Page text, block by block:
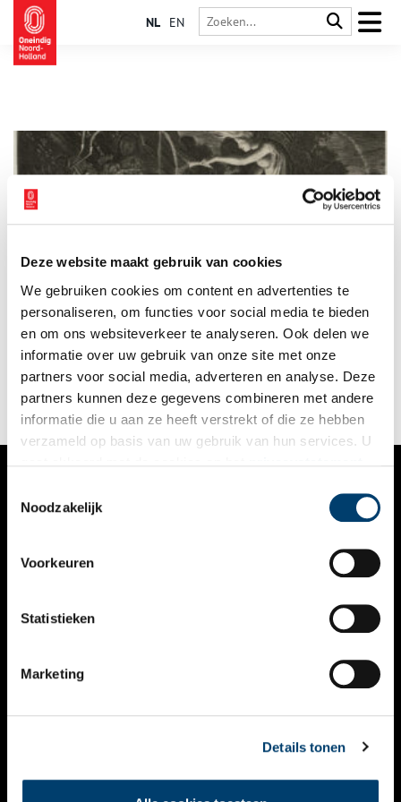
Deze website maakt gebruik van cookies
We gebruiken cookies om content en advertenties te
personaliseren, om functies voor social media te bieden
en om ons websiteverkeer te analyseren. Ook delen we
informatie over uw gebruik van onze site met onze
partners voor social media, adverteren en analyse. Deze
partners kunnen deze gegevens combineren met andere
informatie die u aan ze heeft verstrekt of die ze hebben
verzameld op basis van uw gebruik van hun services. U
Noodzakelijk
Voorkeuren
Statistieken
Marketing
Details tonen
NL EN
In de zestiende eeuw waren de meeste Hollanders er nog
heilig van overtuigd dat toverij bestond. Talloze vrouwen
werden door buren of familieleden beschuldigd van toverij en
een pact met de duivel. Ze zouden een kind hebben ziek
gemaakt of een bierbrouwerij hebben stilgelegd. Voor zover
bekend zijn er in Holland 275 vrouwen beschuldigd van
toverij, waarvan er 96 strafrechtelijk zijn vervolgd. Wie waren
deze vrouwen en wat stond hen te wachten?
VERHALEN
KALENDER
THEMA’S
VIDEO’S
CONTACT